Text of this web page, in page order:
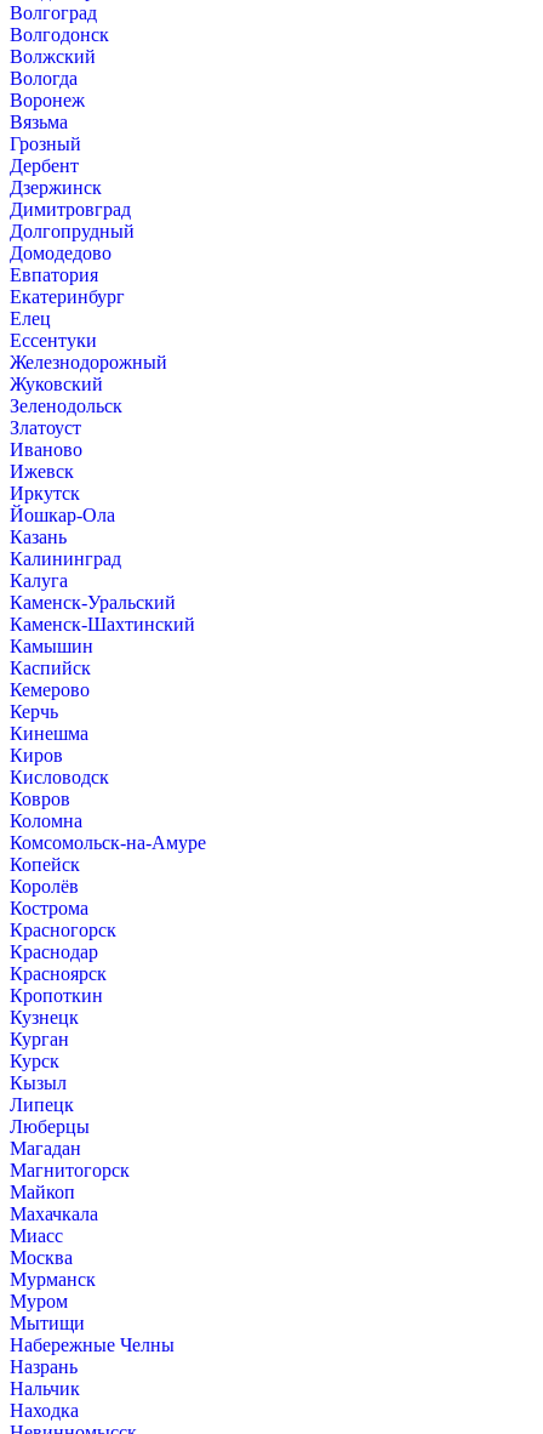
Волгоград
Волгодонск
Волжский
Вологда
Воронеж
Вязьма
Грозный
Дербент
Дзержинск
Димитровград
Долгопрудный
Домодедово
Евпатория
Екатеринбург
Елец
Ессентуки
Железнодорожный
Жуковский
Зеленодольск
Златоуст
Иваново
Ижевск
Иркутск
Йошкар-Ола
Казань
Калининград
Калуга
Каменск-Уральский
Каменск-Шахтинский
Камышин
Каспийск
Кемерово
Керчь
Кинешма
Киров
Кисловодск
Ковров
Коломна
Комсомольск-на-Амуре
Копейск
Королёв
Кострома
Красногорск
Краснодар
Красноярск
Кропоткин
Кузнецк
Курган
Курск
Кызыл
Липецк
Люберцы
Магадан
Магнитогорск
Майкоп
Махачкала
Миасс
Москва
Мурманск
Муром
Мытищи
Набережные Челны
Назрань
Нальчик
Находка